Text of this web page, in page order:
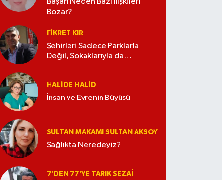
Bozar?
FIKRET KIR
Şehirleri Sadece Parklarla
Değil, Sokaklarıyla da
HALIDE HALID
İnsan ve Evrenin Büyüsü
SULTAN MAKAMI SULTAN AKSOY
Sağlıkta Neredeyiz?
7'DEN 77'YE TARIK SEZAI